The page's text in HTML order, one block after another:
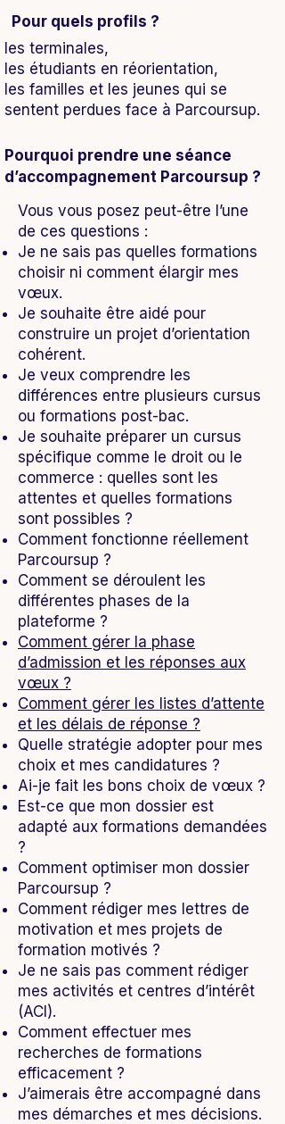
Pour quels profils ?
les terminales,
les étudiants en réorientation,
les familles et les jeunes qui se
sentent perdues face à Parcoursup.
Pourquoi prendre une séance
d’accompagnement Parcoursup ?
Vous vous posez peut-être l’une
de ces questions :
Je ne sais pas quelles formations
choisir ni comment élargir mes
vœux.
Je souhaite être aidé pour
construire un projet d’orientation
cohérent.
Je veux comprendre les
différences entre plusieurs cursus
ou formations post-bac.
Je souhaite préparer un cursus
spécifique comme le droit ou le
commerce : quelles sont les
attentes et quelles formations
sont possibles ?
Comment fonctionne réellement
Parcoursup ?
Comment se déroulent les
différentes phases de la
plateforme ?
Comment gérer la phase
d’admission et les réponses aux
vœux ?
Comment gérer les listes d’attente
et les délais de réponse ?
Quelle stratégie adopter pour mes
choix et mes candidatures ?
Ai-je fait les bons choix de vœux ?
Est-ce que mon dossier est
adapté aux formations demandées
?
Comment optimiser mon dossier
Parcoursup ?
Comment rédiger mes lettres de
motivation et mes projets de
formation motivés ?
Je ne sais pas comment rédiger
mes activités et centres d’intérêt
(ACI).
Comment effectuer mes
recherches de formations
efficacement ?
J’aimerais être accompagné dans
mes démarches et mes décisions.